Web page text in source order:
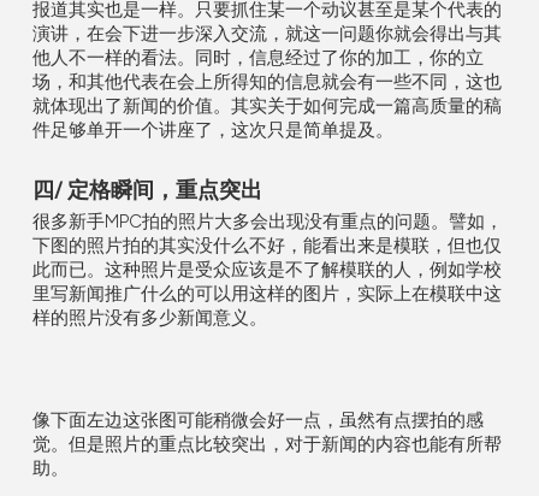
报道其实也是一样。只要抓住某一个动议甚至是某个代表的
演讲，在会下进一步深入交流，就这一问题你就会得出与其
他人不一样的看法。同时，信息经过了你的加工，你的立
场，和其他代表在会上所得知的信息就会有一些不同，这也
就体现出了新闻的价值。其实关于如何完成一篇高质量的稿
件足够单开一个讲座了，这次只是简单提及。
四/ 定格瞬间，重点突出
很多新手MPC拍的照片大多会出现没有重点的问题。譬如，
下图的照片拍的其实没什么不好，能看出来是模联，但也仅
此而已。这种照片是受众应该是不了解模联的人，例如学校
里写新闻推广什么的可以用这样的图片，实际上在模联中这
样的照片没有多少新闻意义。
像下面左边这张图可能稍微会好一点，虽然有点摆拍的感
觉。但是照片的重点比较突出，对于新闻的内容也能有所帮
助。